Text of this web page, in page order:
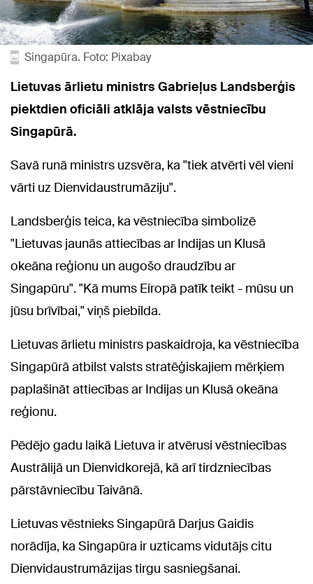
Singapūra. Foto: Pixabay
Lietuvas ārlietu ministrs Gabrieļus Landsberģis
piektdien oficiāli atklāja valsts vēstniecību
Singapūrā.
Savā runā ministrs uzsvēra, ka "tiek atvērti vēl vieni
vārti uz Dienvidaustrumāziju".
Landsberģis teica, ka vēstniecība simbolizē
"Lietuvas jaunās attiecības ar Indijas un Klusā
okeāna reģionu un augošo draudzību ar
Singapūru". "Kā mums Eiropā patīk teikt - mūsu un
jūsu brīvībai," viņš piebilda.
Lietuvas ārlietu ministrs paskaidroja, ka vēstniecība
Singapūrā atbilst valsts stratēģiskajiem mērķiem
paplašināt attiecības ar Indijas un Klusā okeāna
reģionu.
Pēdējo gadu laikā Lietuva ir atvērusi vēstniecības
Austrālijā un Dienvidkorejā, kā arī tirdzniecības
pārstāvniecību Taivānā.
Lietuvas vēstnieks Singapūrā Darjus Gaidis
norādīja, ka Singapūra ir uzticams vidutājs citu
Dienvidaustrumāzijas tirgu sasniegšanai.